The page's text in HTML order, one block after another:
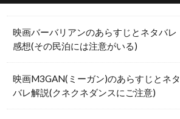
映画バーバリアンのあらすじとネタバレ
感想(その民泊には注意がいる)
映画M3GAN(ミーガン)のあらすじとネタ
バレ解説(クネクネダンスにご注意)